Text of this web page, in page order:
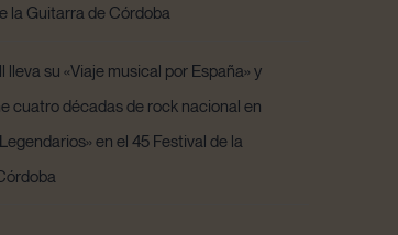
la Guitarra de Córdoba
lleva su «Viaje musical por España» y
cuatro décadas de rock nacional en
en el 45 Festival de la